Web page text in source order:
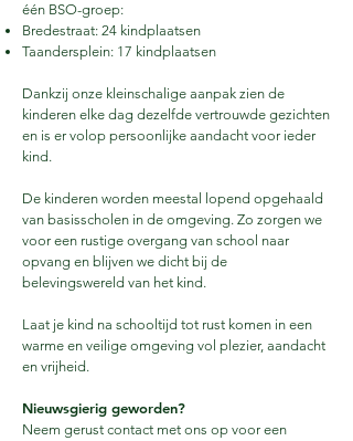
één BSO-groep:​
Bredestraat: 24 kindplaatsen
Taandersplein: 17 kindplaatsen
Dankzij onze kleinschalige aanpak zien de
kinderen elke dag dezelfde vertrouwde gezichten
en is er volop persoonlijke aandacht voor ieder
kind.
De kinderen worden meestal lopend opgehaald
van basisscholen in de omgeving. Zo zorgen we
voor een rustige overgang van school naar
opvang en blijven we dicht bij de
belevingswereld van het kind.
​Laat je kind na schooltijd tot rust komen in een
warme en veilige omgeving vol plezier, aandacht
en vrijheid.
Nieuwsgierig geworden?
Neem gerust contact met ons op voor een